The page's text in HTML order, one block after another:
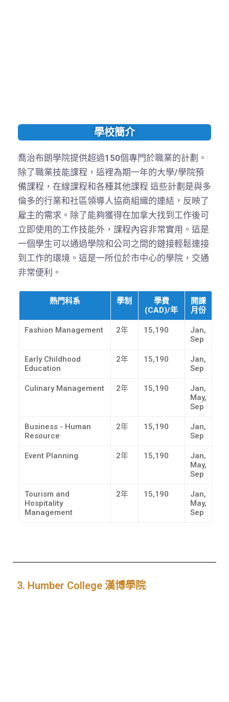
學校簡介
喬治布朗學院提供超過150個專門於職業的計劃。
除了職業技能課程，這裡為期一年的大學/學院預
備課程，在線課程和各種其他課程 這些計劃是與多
倫多的行業和社區領導人協商組織的連結，反映了
雇主的需求。除了能夠獲得在加拿大找到工作後可
立即使用的工作技能外，課程內容非常實用。這是
一個學生可以通過學院和公司之間的鏈接輕鬆連接
到工作的環境。這是一所位於市中心的學院，交通
非常便利。
熱門科系 學制
學費
(CAD)/年
開課
月份
Fashion Management 2年 15,190
Jan,
Sep
Early Childhood
Education
2年 15,190
Jan,
Sep
Culinary Management 2年 15,190
Jan,
May,
Sep
Business - Human
Resource
2年 15,190
Jan,
Sep
Event Planning 2年 15,190
Jan,
May,
Sep
Tourism and
Hospitality
Management
2年 15,190
Jan,
May,
Sep
3. Humber College 漢博學院